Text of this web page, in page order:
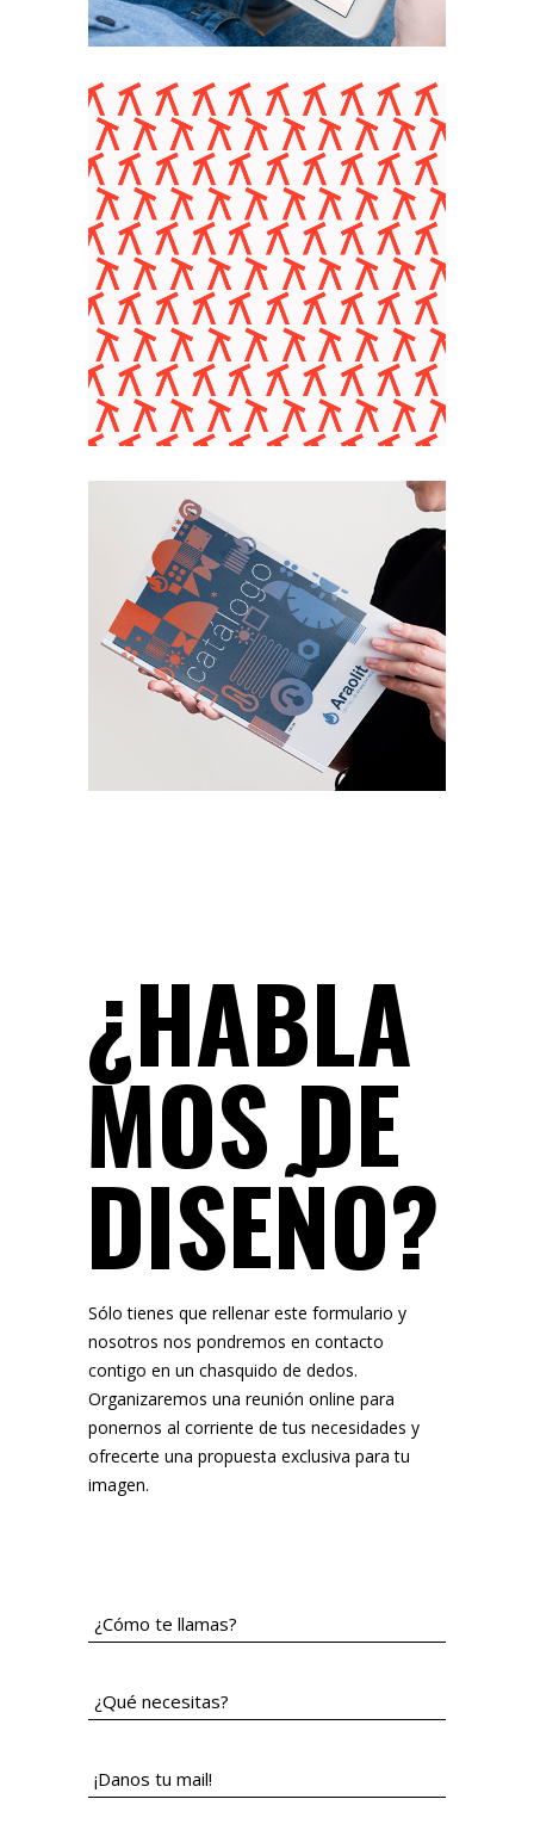
¿HABLA
MOS DE
DISEÑO?
Sólo tienes que rellenar este formulario y
nosotros nos pondremos en contacto
contigo en un chasquido de dedos.
Organizaremos una reunión online para
ponernos al corriente de tus necesidades y
ofrecerte una propuesta exclusiva para tu
imagen.